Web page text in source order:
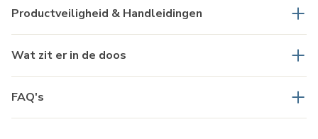
Productveiligheid & Handleidingen
Wat zit er in de doos
FAQ's